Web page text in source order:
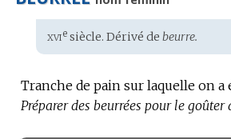
Étymologie
:
xviesiècle. Dérivé de beurre.
Tranche de pain sur laquelle on a
Préparer des beurrées pour le goûter